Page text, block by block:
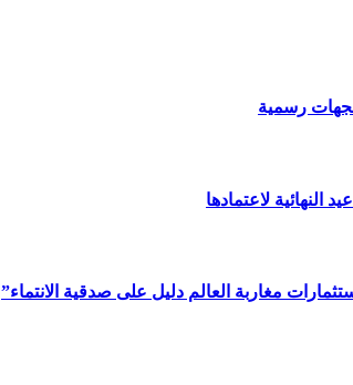
رسمية
النهائية لاعتمادها
مغاربة العالم دليل على صدقية الانتماء”